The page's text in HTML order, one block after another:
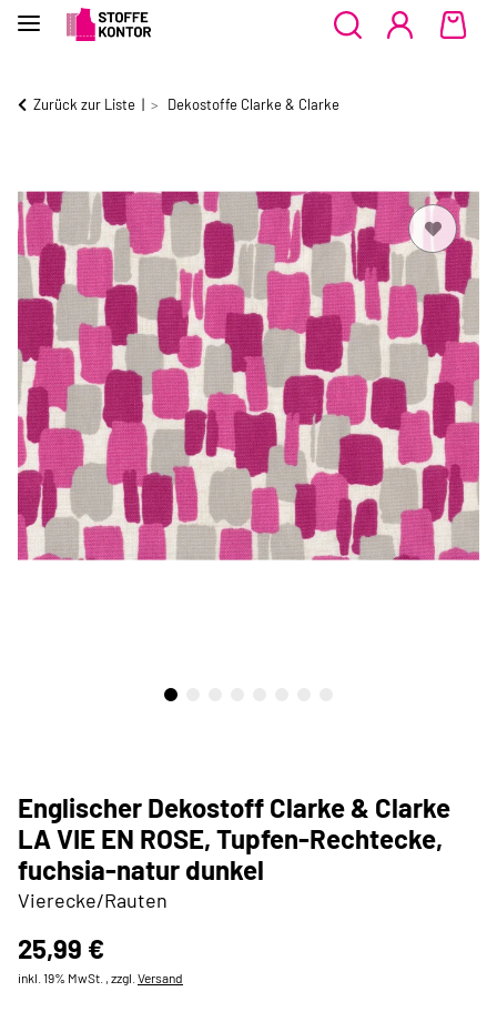
Zurück zur Liste Dekostoffe Clarke & Clarke
Englischer Dekostoff Clarke & Clarke
LA VIE EN ROSE, Tupfen-Rechtecke,
fuchsia-natur dunkel
Vierecke/Rauten
25,99 €
inkl. 19% MwSt. , zzgl. Versand